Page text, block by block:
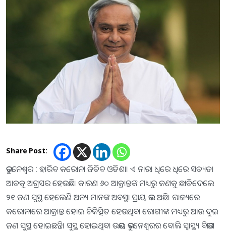
Share Post:
ଭୁବନେଶ୍ବର : ହାରିବ କରୋନା ଜିତିବ ଓଡିଶା। ଏ ନାରା ଧିରେ ଧିରେ ସତ୍ୟତା
ଆଡକୁ ଅଗ୍ରସର ହେଉଛି। କାରଣ ୬୦ ଆକ୍ରାନ୍ତଙ୍କ ମଧ୍ୟରୁ ଜଣକୁ ଛାଡିଦେଲେ
୨୧ ଜଣ ସୁସ୍ଥ ହେଲେଣି ଅନ୍ୟ ମାନଙ୍କ ଅବସ୍ଥା ପ୍ରାୟ ଭଲ ଅଛି। ରାଜ୍ୟରେ
କରୋନାରେ ଆକ୍ରାନ୍ତ ହୋଇ ଚିକିତ୍ସିତ ହେଉଥିବା ରୋଗୀଙ୍କ ମଧ୍ୟରୁ ଆଉ ଦୁଇ
ଜଣ ସୁସ୍ଥ ହୋଇଛନ୍ତି। ସୁସ୍ଥ ହୋଇଥିବା ଉଭୟ ଭୁବନେଶ୍ବରର ବୋଲି ସ୍ବାସ୍ଥ୍ୟ ବିଭାଗ